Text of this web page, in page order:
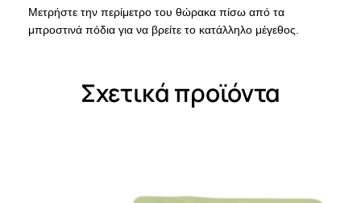
Μετρήστε την περίμετρο του θώρακα πίσω από τα
μπροστινά πόδια για να βρείτε το κατάλληλο μέγεθος.
Σχετικά προϊόντα